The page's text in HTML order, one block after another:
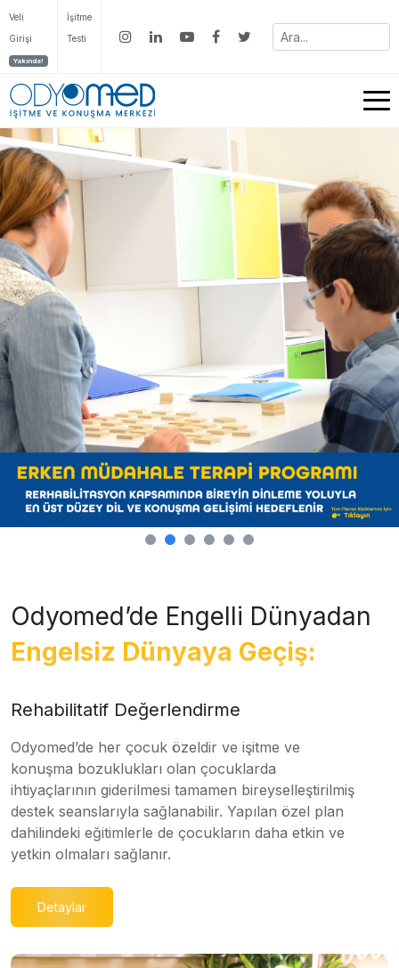
Veli
Girişi
Yakında!
İşitme
Testi
Odyomed’de Engelli Dünyadan
Engelsiz Dünyaya Geçiş:
Rehabilitatif Değerlendirme
Odyomed’de her çocuk özeldir ve işitme ve
konuşma bozuklukları olan çocuklarda
ihtiyaçlarının giderilmesi tamamen bireyselleştirilmiş
destek seanslarıyla sağlanabilir. Yapılan özel plan
dahilindeki eğitimlerle de çocukların daha etkin ve
yetkin olmaları sağlanır.
Detaylar